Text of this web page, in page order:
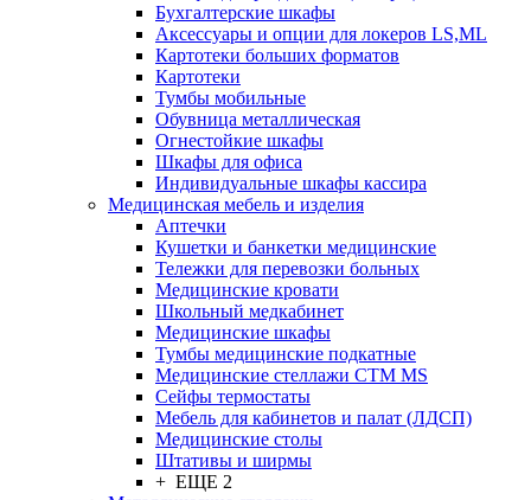
Бухгалтерские шкафы
Аксессуары и опции для локеров LS,ML
Картотеки больших форматов
Картотеки
Тумбы мобильные
Обувница металлическая
Огнестойкие шкафы
Шкафы для офиса
Индивидуальные шкафы кассира
Медицинская мебель и изделия
Аптечки
Кушетки и банкетки медицинские
Тележки для перевозки больных
Медицинские кровати
Школьный медкабинет
Медицинские шкафы
Тумбы медицинские подкатные
Медицинские стеллажи CTM MS
Сейфы термостаты
Мебель для кабинетов и палат (ЛДСП)
Медицинские столы
Штативы и ширмы
+ ЕЩЕ 2